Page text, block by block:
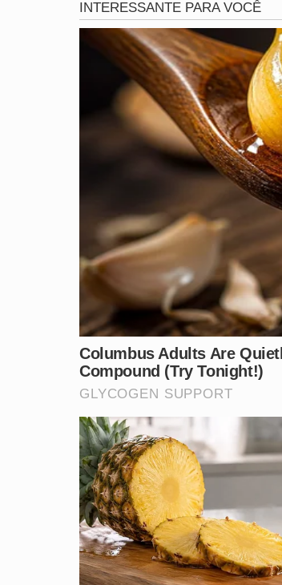
Repercussão e investigações
polícia não divulgou a
foi confirmado se o caso foi oficialmente
O caso ganhou enorme visibilidade e muitos
O que você acha disso? Conta nos
Ver essa foto no Instagram